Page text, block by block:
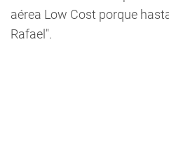
aérea Low Cost porque
Rafael".